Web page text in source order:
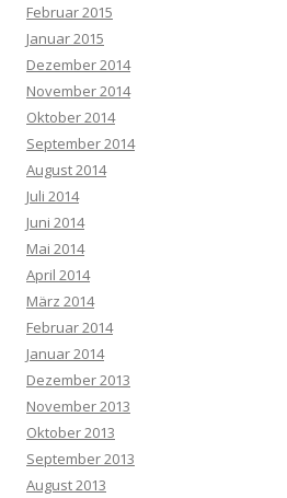
Februar 2015
Januar 2015
Dezember 2014
November 2014
Oktober 2014
September 2014
August 2014
Juli 2014
Juni 2014
Mai 2014
April 2014
März 2014
Februar 2014
Januar 2014
Dezember 2013
November 2013
Oktober 2013
September 2013
August 2013